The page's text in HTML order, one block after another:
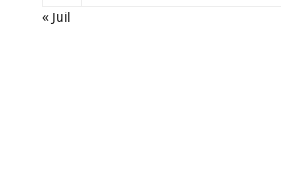
« Juil